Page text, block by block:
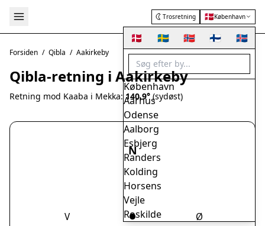
Trosretning 🇩🇰København
🇩🇰 🇸🇪 🇳🇴 🇫🇮 🇮🇸
København
Aarhus
Odense
Aalborg
Esbjerg
Randers
Kolding
Horsens
Vejle
Roskilde
Forsiden / Qibla / Aakirkeby
Qibla-retning i Aakirkeby
Retning mod Kaaba i Mekka: 140.9°(sydøst)
N
Ø
V